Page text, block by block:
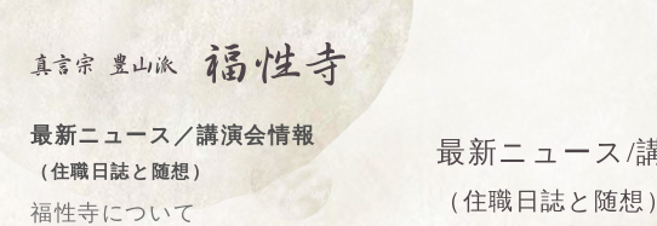
最新ニュース／講演会情報
（住職日誌と随想）
福性寺について
最新ニュース/
（住職日誌と随想